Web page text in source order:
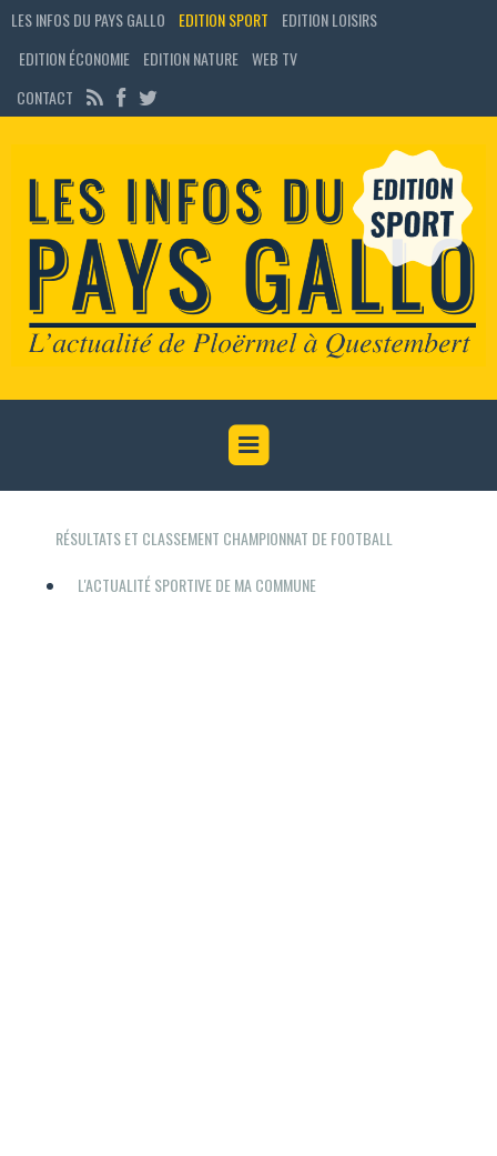
LES INFOS DU PAYS GALLO EDITION SPORT
EDITION LOISIRS
EDITION ÉCONOMIE
EDITION NATURE WEB TV
CONTACT
RÉSULTATS ET CLASSEMENT CHAMPIONNAT DE FOOTBALL
L'ACTUALITÉ SPORTIVE DE MA COMMUNE